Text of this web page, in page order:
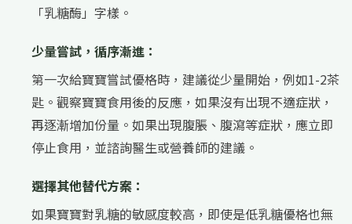
「乳糖酶」字樣。
少量嘗試，循序漸進：
第一次給寶寶嘗試優格時，建議從少量開始，例如1-2茶
匙。觀察寶寶食用後的反應，如果沒有出現不適症狀，
再逐漸增加份量。如果出現腹脹、腹瀉等症狀，應立即
停止食用，並諮詢醫生或營養師的建議。
選擇其他替代方案：
如果寶寶對乳糖的敏感度較高，即使是低乳糖優格也無